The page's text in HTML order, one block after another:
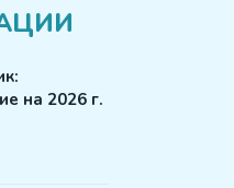
на 2026 г.